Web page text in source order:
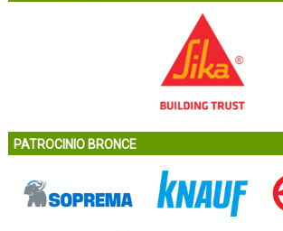
PATROCINIO BRONCE